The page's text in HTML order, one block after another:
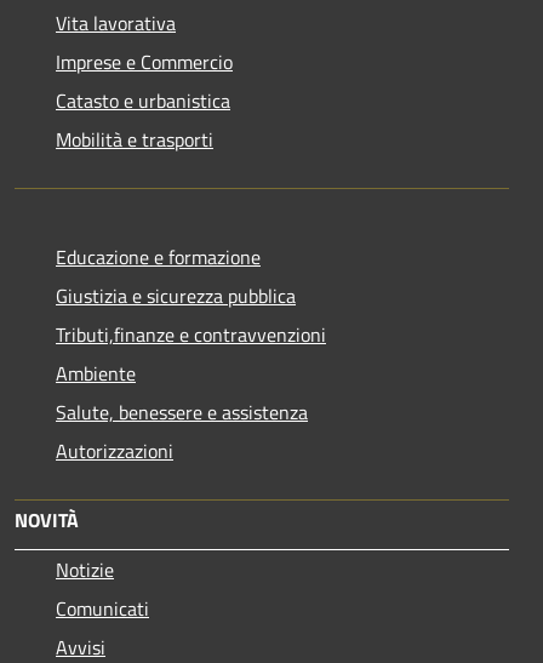
Vita lavorativa
Imprese e Commercio
Catasto e urbanistica
Mobilità e trasporti
Educazione e formazione
Giustizia e sicurezza pubblica
Tributi,finanze e contravvenzioni
Ambiente
Salute, benessere e assistenza
Autorizzazioni
NOVITÀ
Notizie
Comunicati
Avvisi